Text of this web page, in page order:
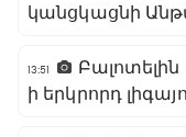
կանցկացնի
13:51
ի երկրորդ